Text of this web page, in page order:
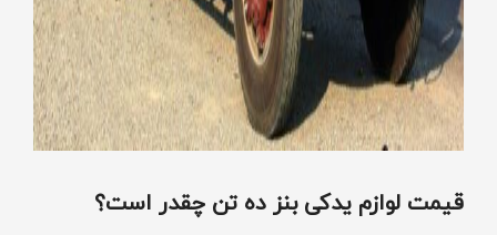
قیمت لوازم یدکی بنز ده تن چقدر است؟